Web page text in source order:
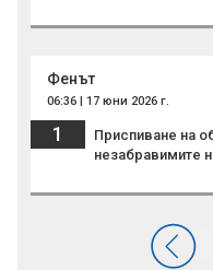
Фенът
06:36 | 17 юни 2026 г.
1
Приспиване на
незабравимите